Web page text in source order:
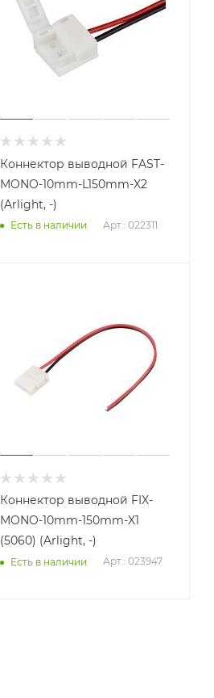
Коннектор выводной FAST-
MONO-10mm-L150mm-X2
(Arlight, -)
Есть в наличии Арт.: 022311
Коннектор выводной FIX-
MONO-10mm-150mm-X1
(5060) (Arlight, -)
Есть в наличии Арт.: 023947